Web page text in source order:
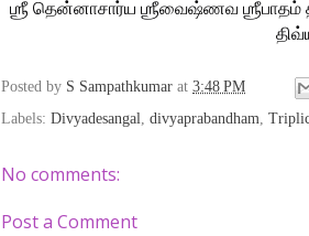
ஶ்ரீ தென்னாசார்ய ஶ்ரீவைஷ்ணவ ஶ்ரீபாதம்
Posted by S Sampathkumar at 3:48 PM
Labels: Divyadesangal, divyaprabandham,
No comments:
Post a Comment